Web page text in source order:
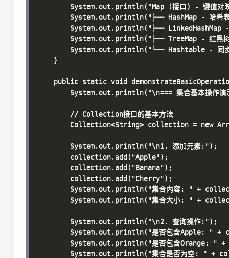
System.out.println("Map (接口) - 键值对
System.out.println("├── HashMap - 哈希
System.out.println("├── LinkedHashMap -
System.out.println("├── TreeMap - 红黑树
System.out.println("└── Hashtable - 同
    }
public static void
System.out.println("\n=== 集合基本操作演
        // Collection接口的基本方法
Collection<String> collection = new
        System.out.println("\n1. 添加元素:");
        collection.add("Apple");
        collection.add("Banana");
        collection.add("Cherry");
System.out.println("集合内容: " +
System.out.println("集合大小: " +
        System.out.println("\n2. 查询操作:");
System.out.println("是否包含Apple: " +
System.out.println("是否包含Orange: "
System.out.println("集合是否为空: " +